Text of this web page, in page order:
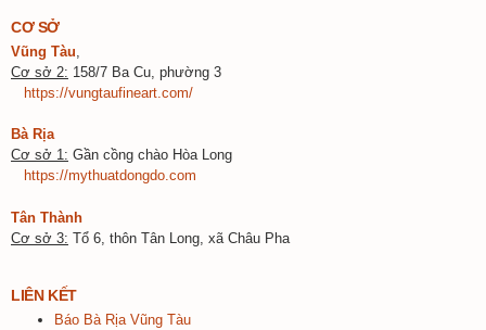
CƠ SỞ
Vũng Tàu
Cơ sở 2: 158/7 Ba Cu, phường 3
https://vungtaufineart.com/
Bà Rịa
Cơ sở 1: Gần cồng chào Hòa Long
https://mythuatdongdo.com
Tân Thành
Cơ sở 3: Tổ 6, thôn Tân Long, xã Châu Pha
LIÊN KẾT
Báo Bà Rịa Vũng Tàu